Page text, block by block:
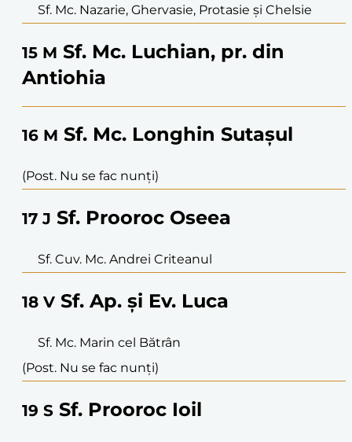
Sf. Mc. Nazarie, Ghervasie, Protasie și Chelsie
15 M Sf. Mc. Luchian, pr. din
Antiohia
16 M Sf. Mc. Longhin Sutașul
(Post. Nu se fac nunți)
17 J Sf. Prooroc Oseea
Sf. Cuv. Mc. Andrei Criteanul
18 V Sf. Ap. și Ev. Luca
Sf. Mc. Marin cel Bătrân
(Post. Nu se fac nunți)
19 S Sf. Prooroc Ioil